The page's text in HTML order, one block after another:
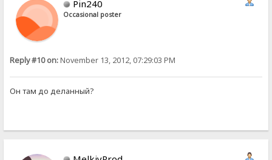
Pin240
Occasional poster
Reply #10 on:November 13, 2012, 07:29:03 PM
Он там до деланный?